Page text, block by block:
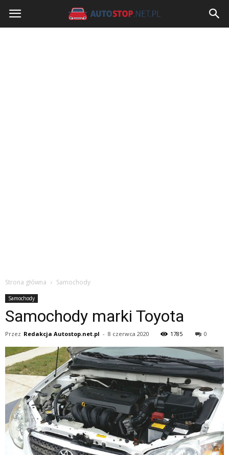
Strona główna Samochody
Samochody
Samochody marki Toyota
Przez Redakcja Autostop.net.pl - 8 czerwca 2020 1785 0